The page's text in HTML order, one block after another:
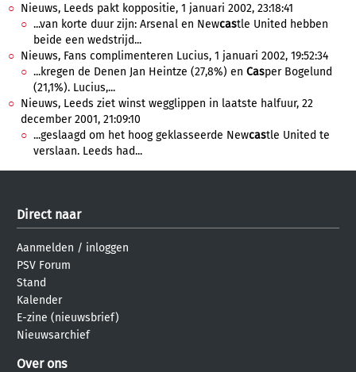
Nieuws, Leeds pakt koppositie, 1 januari 2002, 23:18:41
...van korte duur zijn: Arsenal en Newcastle United hebben
beide een wedstrijd...
Nieuws, Fans complimenteren Lucius, 1 januari 2002, 19:52:34
...kregen de Denen Jan Heintze (27,8%) en Casper Bogelund
(21,1%). Lucius,...
Nieuws, Leeds ziet winst wegglippen in laatste halfuur, 22
december 2001, 21:09:10
...geslaagd om het hoog geklasseerde Newcastle United te
verslaan. Leeds had...
Direct naar
Aanmelden / inloggen
PSV Forum
Stand
Kalender
E-zine (nieuwsbrief)
Nieuwsarchief
Over ons